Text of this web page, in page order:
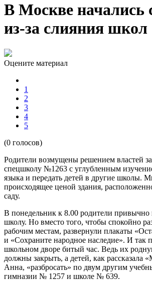
В Москве начались
из-за слияния школ
Оцените материал
1
2
3
4
5
(0 голосов)
Родители возмущены решением властей
спецшколу №1263 с углубленным
языка и передать детей в другие школы.
происходящее ценой здания,
саду.
В понедельник к 8.00 родители привычно
школу. Но вместо того, чтобы спокойно
рабочим местам, развернули плакаты
и «Сохраните народное наследие». И так
школьном дворе битый час. Ведь их
должны закрыть, а детей, как рассказала
Анна, «разбросать» по двум другим
гимназии № 1257 и школе № 639.